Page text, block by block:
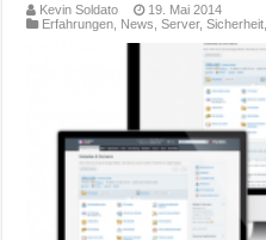
Kevin Soldato
19. Mai 2014
Erfahrungen News ,Server,Sicherheit